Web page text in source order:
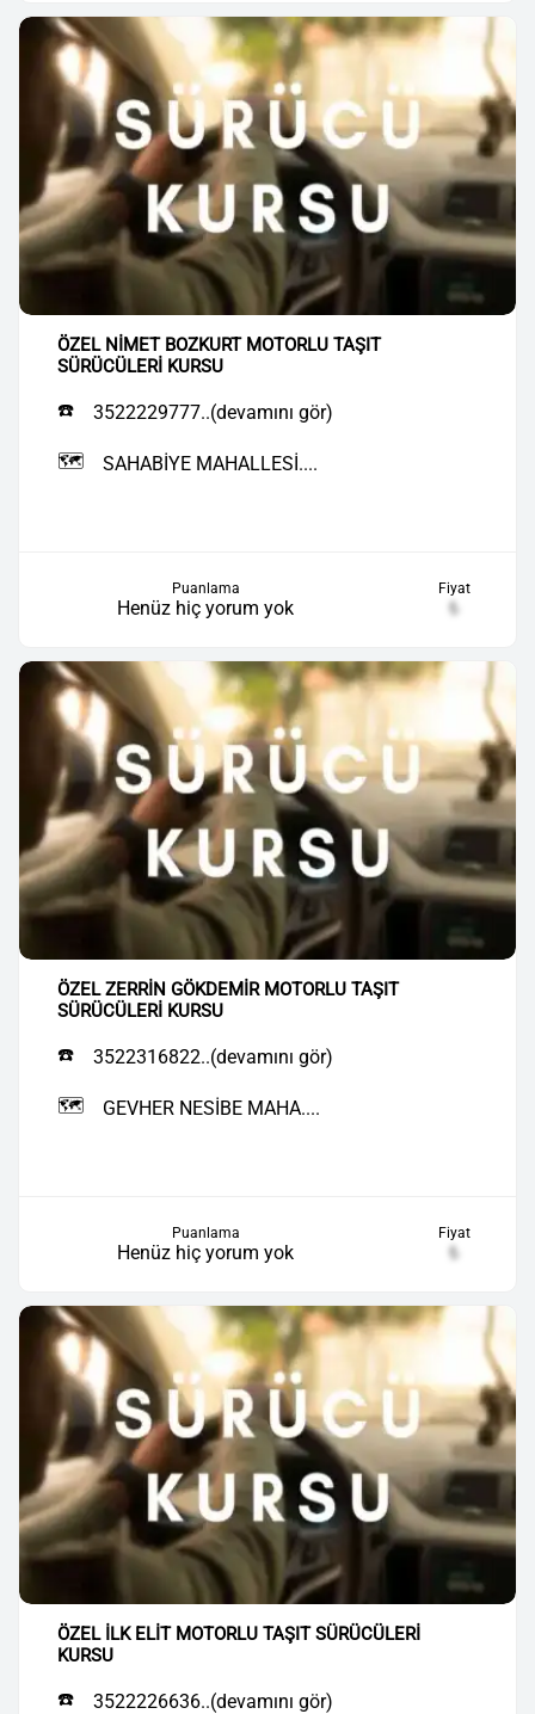
ÖZEL NİMET BOZKURT MOTORLU TAŞIT
SÜRÜCÜLERİ KURSU
☎️ 3522229777..(devamını gör)
🗺️ SAHABİYE MAHALLESİ....
Puanlama
Henüz hiç yorum yok
Fiyat
₺
ÖZEL ZERRİN GÖKDEMİR MOTORLU TAŞIT
SÜRÜCÜLERİ KURSU
☎️ 3522316822..(devamını gör)
🗺️ GEVHER NESİBE MAHA....
Puanlama
Henüz hiç yorum yok
Fiyat
₺
ÖZEL İLK ELİT MOTORLU TAŞIT SÜRÜCÜLERİ
KURSU
☎️ 3522226636..(devamını gör)